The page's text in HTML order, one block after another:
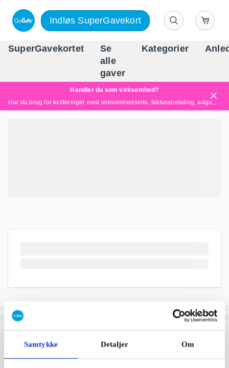
Samtykke Detaljer Om
Indløs SuperGavekort
SuperGavekortet
Se
alle
gaver
Kategorier
Handler du som virksomhed?
Har du brug for kvitteringer med virksomhedsinfo, fakturabetaling, adgang for flere brugere eller skræddersyede løsninger?